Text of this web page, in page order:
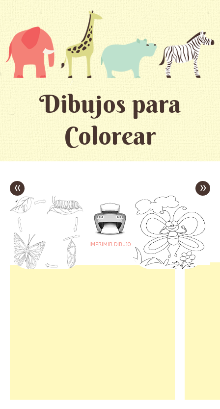
Dibujos para
Colorear
«
IMPRIMIR DIBUJO
»